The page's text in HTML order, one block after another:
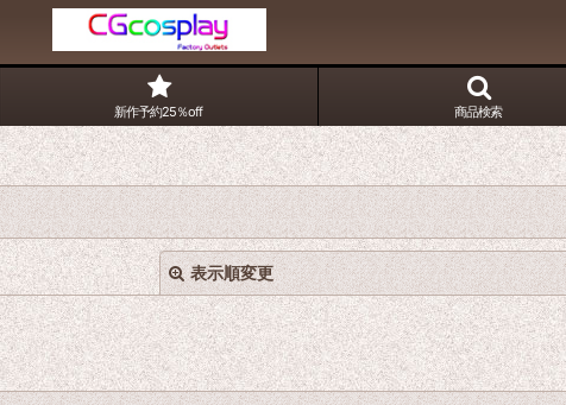
新作予約25％off 商品検索
表示順変更